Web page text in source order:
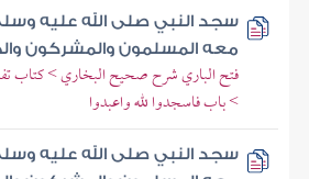
سجد النبي صلى الله عليه
معه المسلمون والمشركون
فتح الباري شرح صحيح البخاري > كتاب
> باب فاسجدوا لله واعبدوا
سجد النبي صلى الله عليه